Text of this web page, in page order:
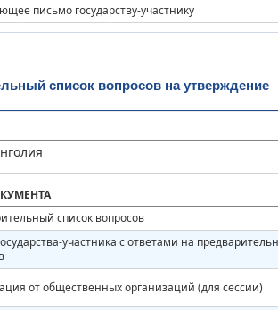
письмо государству-участнику
список вопросов на утверждение
список вопросов
участника с ответами на
от общественных организаций (для сессии)